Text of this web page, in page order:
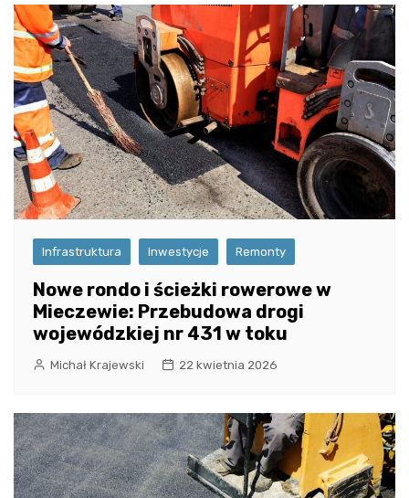
Infrastruktura Inwestycje Remonty
Nowe rondo i ścieżki rowerowe w
Mieczewie: Przebudowa drogi
wojewódzkiej nr 431 w toku
Michał Krajewski 22 kwietnia 2026